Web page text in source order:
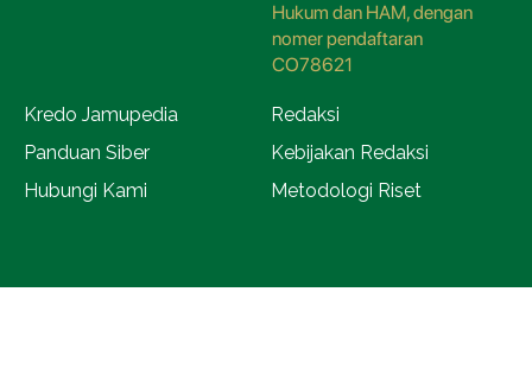
Hukum dan HAM, dengan
nomer pendaftaran
CO78621
Kredo Jamupedia
Redaksi
Panduan Siber
Kebijakan Redaksi
Hubungi Kami
Metodologi Riset